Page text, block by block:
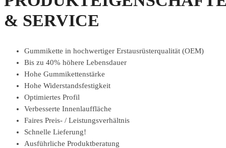
& SERVICE
Gummikette in hochwertiger Erstausrüsterqualität (OEM)
Bis zu 40% höhere Lebensdauer
Hohe Gummikettenstärke
Hohe Widerstandsfestigkeit
Optimiertes Profil
Verbesserte Innenlauffläche
Faires Preis- / Leistungsverhältnis
Schnelle Lieferung!
Ausführliche Produktberatung